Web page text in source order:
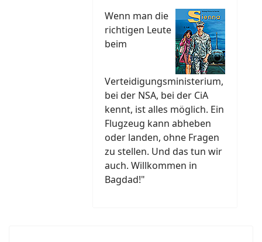
Wenn man die
richtigen Leute
beim
Verteidigungsministerium,
bei der NSA, bei der CiA
kennt, ist alles möglich. Ein
Flugzeug kann abheben
oder landen, ohne Fragen
zu stellen. Und das tun wir
auch. Willkommen in
Bagdad!"